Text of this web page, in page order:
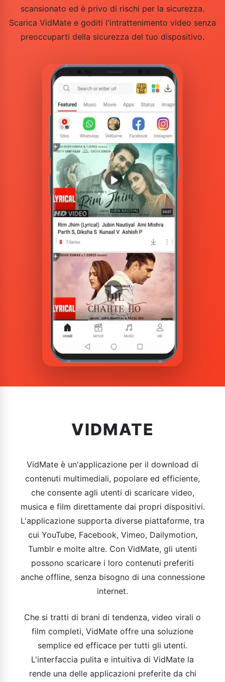
scansionato ed è privo di rischi per la sicurezza.
Scarica VidMate e goditi l'intrattenimento video senza
preoccuparti della sicurezza del tuo dispositivo.
VIDMATE
VidMate è un'applicazione per il download di
contenuti multimediali, popolare ed efficiente,
che consente agli utenti di scaricare video,
musica e film direttamente dai propri dispositivi.
L'applicazione supporta diverse piattaforme, tra
cui YouTube, Facebook, Vimeo, Dailymotion,
Tumblr e molte altre. Con VidMate, gli utenti
possono scaricare i loro contenuti preferiti
anche offline, senza bisogno di una connessione
internet.
Che si tratti di brani di tendenza, video virali o
film completi, VidMate offre una soluzione
semplice ed efficace per tutti gli utenti.
L'interfaccia pulita e intuitiva di VidMate la
rende una delle applicazioni preferite da chi